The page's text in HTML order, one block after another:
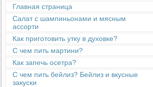
Главная страница
Салат с шампиньонами и мясным
ассорти
Как приготовить утку в духовке?
С чем пить мартини?
Как запечь осетра?
С чем пить бейлиз? Бейлиз и вкусные
закуски